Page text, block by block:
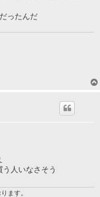
ったんだ
人いなさそう
ます。